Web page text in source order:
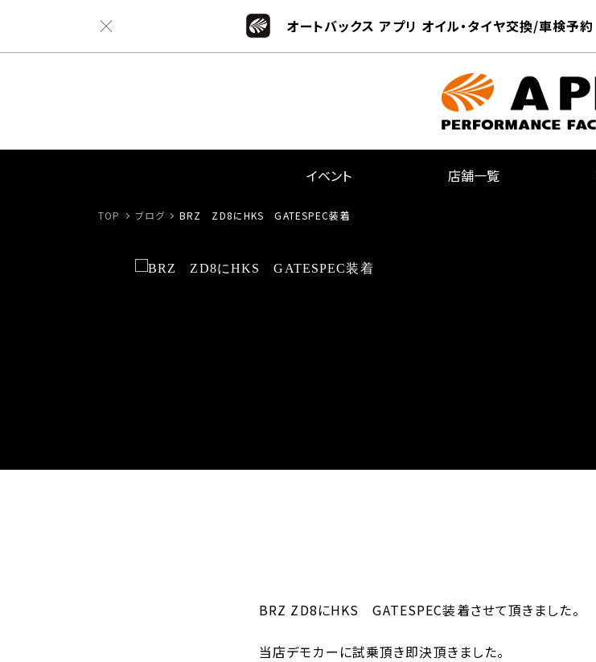
オートバックス アプリ オイル・タイヤ交換/車検予約
イベント 店舗一覧
TOP ブログ BRZ ZD8にHKS GATESPEC装着
BRZ ZD8にHKS GATESPEC装着させて頂きました。
当店デモカーに試乗頂き即決頂きました。